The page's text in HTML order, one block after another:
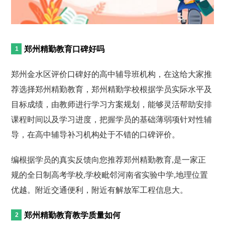
郑州精勤教育口碑好吗
郑州金水区评价口碑好的高中辅导班机构，在这给大家推
荐选择郑州精勤教育，郑州精勤学校根据学员实际水平及
目标成绩，由教师进行学习方案规划，能够灵活帮助安排
课程时间以及学习进度，把握学员的基础薄弱项针对性辅
导，在高中辅导补习机构处于不错的口碑评价。
编根据学员的真实反馈向您推荐郑州精勤教育,是一家正
规的全日制高考学校,学校毗邻河南省实验中学,地理位置
优越。附近交通便利，附近有解放军工程信息大。
郑州精勤教育教学质量如何